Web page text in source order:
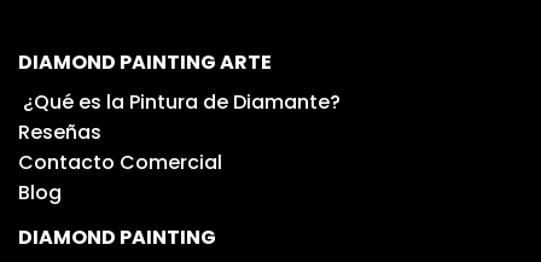
DIAMOND PAINTING ARTE
¿Qué es la Pintura de Diamante?
Reseñas
Contacto Comercial
Blog
DIAMOND PAINTING